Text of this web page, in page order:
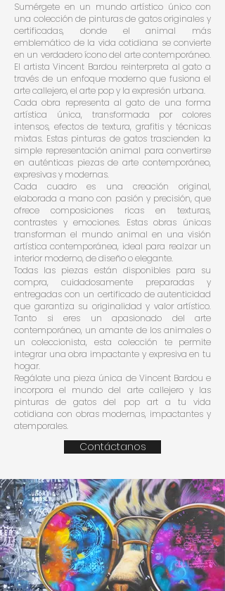
Sumérgete en un mundo artístico único con
una colección de pinturas de gatos originales y
certificadas, donde el animal más
emblemático de la vida cotidiana se convierte
en un verdadero ícono del arte contemporáneo.
El artista Vincent Bardou reinterpreta al gato a
través de un enfoque moderno que fusiona el
arte callejero, el arte pop y la expresión urbana.
Cada obra representa al gato de una forma
artística única, transformada por colores
intensos, efectos de textura, grafitis y técnicas
mixtas. Estas pinturas de gatos trascienden la
simple representación animal para convertirse
en auténticas piezas de arte contemporáneo,
expresivas y modernas.
Cada cuadro es una creación original,
elaborada a mano con pasión y precisión, que
ofrece composiciones ricas en texturas,
contrastes y emociones. Estas obras únicas
transforman el mundo animal en una visión
artística contemporánea, ideal para realzar un
interior moderno, de diseño o elegante.
Todas las piezas están disponibles para su
compra, cuidadosamente preparadas y
entregadas con un certificado de autenticidad
que garantiza su originalidad y valor artístico.
Tanto si eres un apasionado del arte
contemporáneo, un amante de los animales o
un coleccionista, esta colección te permite
integrar una obra impactante y expresiva en tu
hogar.
Regálate una pieza única de Vincent Bardou e
incorpora el mundo del arte callejero y las
pinturas de gatos del pop art a tu vida
cotidiana con obras modernas, impactantes y
atemporales.
Contáctanos